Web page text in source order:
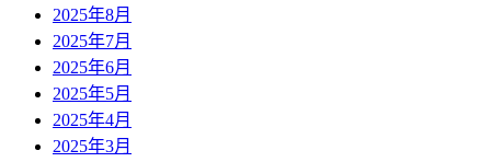
2025年8月
2025年7月
2025年6月
2025年5月
2025年4月
2025年3月